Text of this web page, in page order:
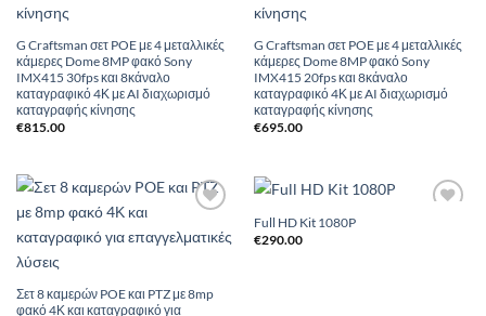
G Craftsman σετ POE με 4 μεταλλικές
κάμερες Dome 8MP φακό Sony
IMX415 30fps και 8κάναλο
καταγραφικό 4Κ με AI διαχωρισμό
καταγραφής κίνησης
€815.00
G Craftsman σετ POE με 4 μεταλλικές
κάμερες Dome 8MP φακό Sony
IMX415 20fps και 8κάναλο
καταγραφικό 4Κ με AI διαχωρισμό
καταγραφής κίνησης
€695.00
Wishlist
Σετ 8 καμερών POE και PTZ με 8mp
φακό 4Κ και καταγραφικό για
Full HD Kit 1080P
€290.00